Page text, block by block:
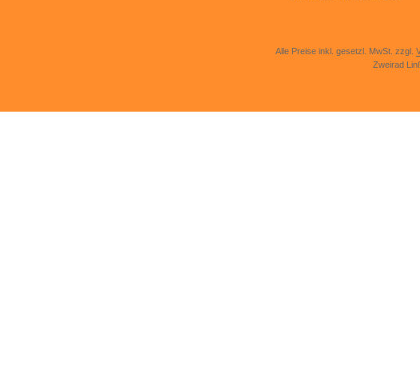
Alle Preise inkl. gesetzl. MwSt. zzgl.
Zweirad